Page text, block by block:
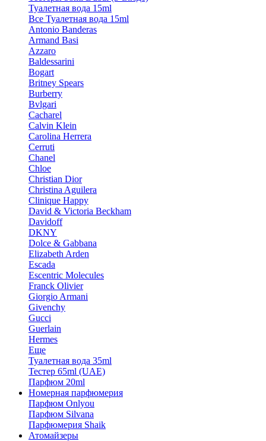
Туалетная вода 15ml
Все Туалетная вода 15ml
Antonio Banderas
Armand Basi
Azzaro
Baldessarini
Bogart
Britney Spears
Burberry
Bvlgari
Cacharel
Calvin Klein
Carolina Herrera
Cerruti
Chanel
Chloe
Christian Dior
Christina Aguilera
Clinique Happy
David & Victoria Beckham
Davidoff
DKNY
Dolce & Gabbana
Elizabeth Arden
Escada
Escentric Molecules
Franck Olivier
Giorgio Armani
Givenchy
Gucci
Guerlain
Hermes
Еще
Туалетная вода 35ml
Тестер 65ml (UAE)
Парфюм 20ml
Номерная парфюмерия
Парфюм Onlyou
Парфюм Silvana
Парфюмерия Shaik
Атомайзеры